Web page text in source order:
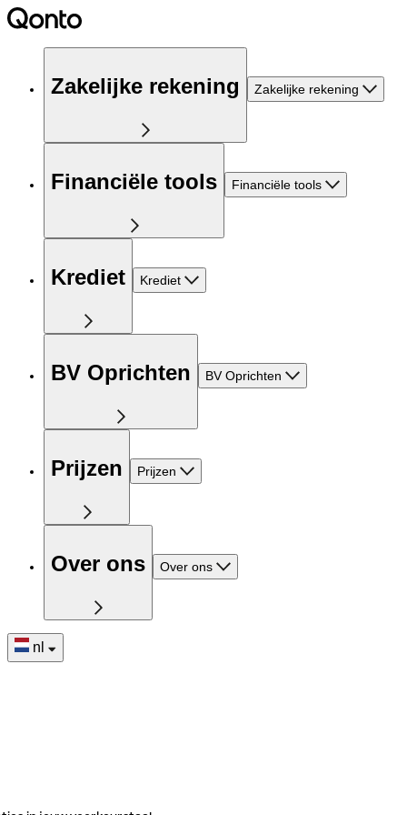
Zakelijke rekening Zakelijke rekening
Financiële tools Financiële tools
Krediet Krediet
BV Oprichten BV Oprichten
Prijzen Prijzen
Over ons Over ons
nl